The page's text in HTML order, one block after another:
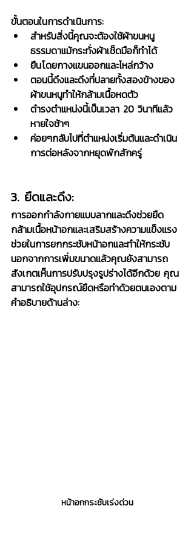
ขั้นตอนในการดำเนินการ:
สำหรับสิ่งนี้คุณจะต้องใช้ผ้าขนหนู
ธรรมดาแม้กระทั่งผ้าเช็ดมือก็ทำได้
ยืนโดยกางแขนออกและไหล่กว้าง
ตอนนี้ดึงและดึงที่ปลายทั้งสองข้างของ
ผ้าขนหนูทำให้กล้ามเนื้อหดตัว
ดำรงตำแหน่งนี้เป็นเวลา 20 วินาทีแล้ว
หายใจช้าๆ
ค่อยๆกลับไปที่ตำแหน่งเริ่มต้นและดำเนิน
การต่อหลังจากหยุดพักสักครู่
3. ยืดและดึง:
การออกกำลังกายแบบลากและดึงช่วยยืด
กล้ามเนื้อหน้าอกและเสริมสร้างความแข็งแรง
ช่วยในการยกกระชับหน้าอกและทำให้กระชับ
นอกจากการเพิ่มขนาดแล้วคุณยังสามารถ
สังเกตเห็นการปรับปรุงรูปร่างได้อีกด้วย คุณ
สามารถใช้อุปกรณ์ยืดหรือทำด้วยตนเองตาม
คำอธิบายด้านล่าง:
หน้าอกกระชับเร่งด่วน